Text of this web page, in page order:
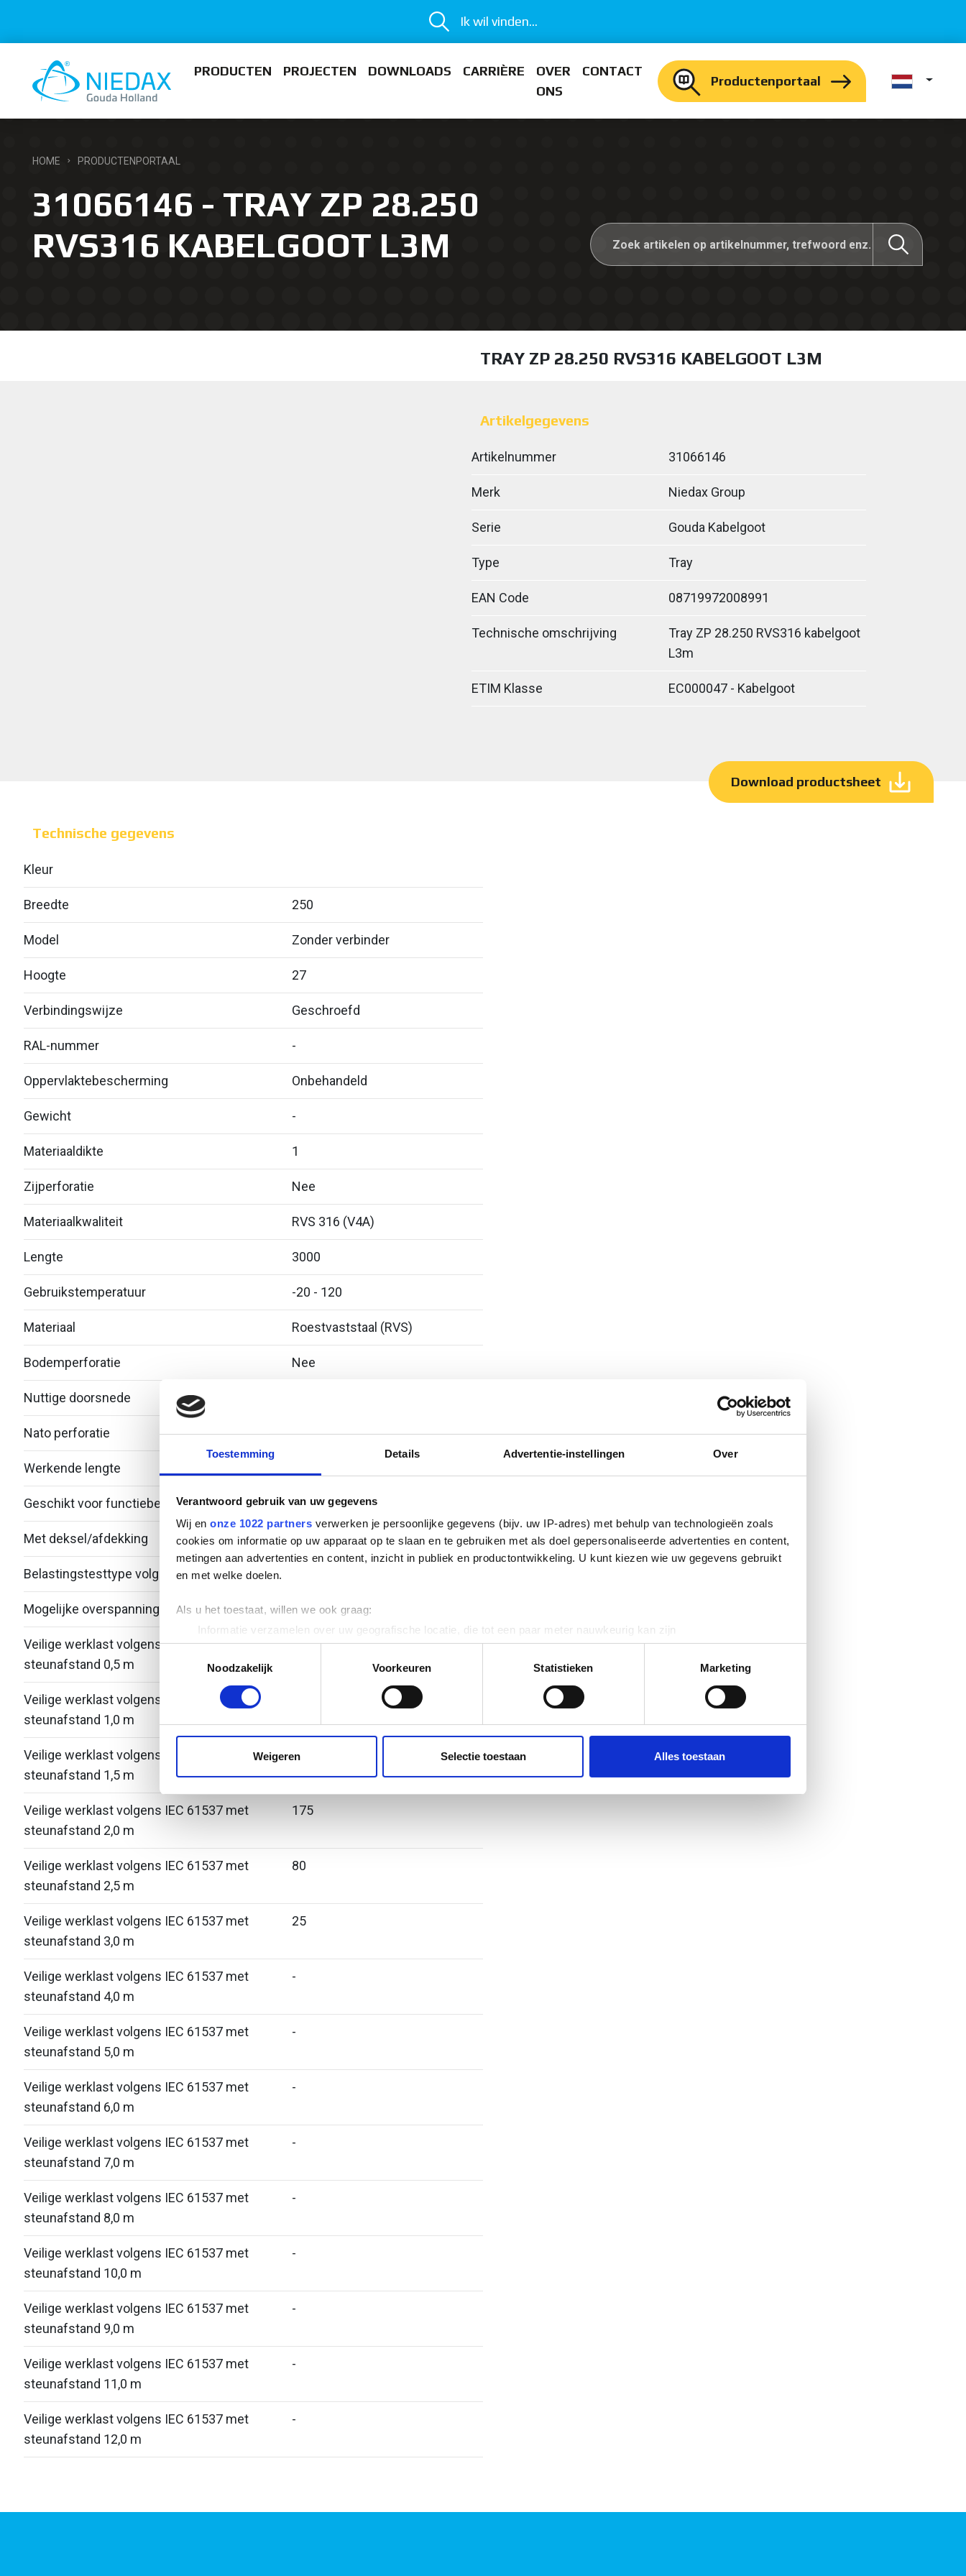
Toestemming Details Advertentie-instellingen Over
Verantwoord gebruik van uw gegevens
Wij en onze 1022 partners verwerken je persoonlijke gegevens (bijv. uw IP-adres) met behulp van technologieën zoals
cookies om informatie op uw apparaat op te slaan en te gebruiken met als doel gepersonaliseerde advertenties en content,
metingen aan advertenties en content, inzicht in publiek en productontwikkeling. U kunt kiezen wie uw gegevens gebruikt
en met welke doelen.
Als u het toestaat, willen we ook graag:
Informatie verzamelen over uw geografische locatie, die tot een paar meter nauwkeurig kan zijn
Uw apparaat identificeren door het actief te scannen op specifieke eigenschappen (fingerprinting)
Lees meer over hoe uw persoonlijke gegevens worden verwerkt en stel uw voorkeuren in het
detailgedeeltein. U kunt uw
toestemming op elk moment wijzigen of intrekken in de Cookieverklaring.
websiteverkeer te analyseren. Ook delen we informatie over uw gebruik van onze site met onze partners voor social
media, adverteren en analyse. Deze partners kunnen deze gegevens combineren met andere informatie die u aan ze heeft
Toestemmingsselectie
Noodzakelijk
Voorkeuren Statistieken Marketing
Weigeren Selectie toestaan Alles toestaan
Ik wil vinden...
PRODUCTEN PROJECTEN DOWNLOADS CARRIÈRE
OVER
ONS
CONTACT
Productenportaal
HOME PRODUCTENPORTAAL
31066146 - TRAY ZP 28.250
RVS316 KABELGOOT L3M
TRAY ZP 28.250 RVS316 KABELGOOT L3M
Artikelgegevens
Artikelnummer 31066146
Merk Niedax Group
Serie Gouda Kabelgoot
Type Tray
EAN Code 08719972008991
Technische omschrijving
Tray ZP 28.250 RVS316 kabelgoot
L3m
ETIM Klasse EC000047 - Kabelgoot
Download productsheet
Technische gegevens
Kleur
Breedte 250
Model Zonder verbinder
Hoogte 27
Verbindingswijze Geschroefd
RAL-nummer -
Oppervlaktebescherming Onbehandeld
Gewicht -
Materiaaldikte 1
Zijperforatie Nee
Materiaalkwaliteit RVS 316 (V4A)
Lengte 3000
Gebruikstemperatuur -20 - 120
Materiaal Roestvaststaal (RVS)
Bodemperforatie Nee
Nuttige doorsnede
Nato perforatie Nee
Werkende lengte
Geschikt voor functiebehoud Nee
Met deksel/afdekking Nee
Belastingstesttype volgens IEC 61537
Mogelijke overspanning - - 3
Veilige werklast volgens IEC 61537 met
steunafstand 0,5 m
-
Veilige werklast volgens IEC 61537 met
steunafstand 1,0 m
Veilige werklast volgens IEC 61537 met
steunafstand 1,5 m
300
Veilige werklast volgens IEC 61537 met
steunafstand 2,0 m
175
Veilige werklast volgens IEC 61537 met
steunafstand 2,5 m
80
Veilige werklast volgens IEC 61537 met
steunafstand 3,0 m
25
Veilige werklast volgens IEC 61537 met
steunafstand 4,0 m
-
Veilige werklast volgens IEC 61537 met
steunafstand 5,0 m
-
Veilige werklast volgens IEC 61537 met
steunafstand 6,0 m
-
Veilige werklast volgens IEC 61537 met
steunafstand 7,0 m
-
Veilige werklast volgens IEC 61537 met
steunafstand 8,0 m
-
Veilige werklast volgens IEC 61537 met
steunafstand 10,0 m
-
Veilige werklast volgens IEC 61537 met
steunafstand 9,0 m
-
Veilige werklast volgens IEC 61537 met
steunafstand 11,0 m
-
Veilige werklast volgens IEC 61537 met
steunafstand 12,0 m
-